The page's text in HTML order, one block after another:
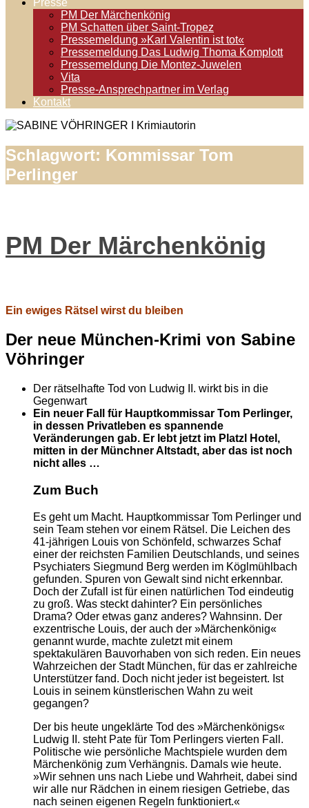
Presse
PM Der Märchenkönig
PM Schatten über Saint-Tropez
Pressemeldung »Karl Valentin ist tot«
Pressemeldung Das Ludwig Thoma Komplott
Pressemeldung Die Montez-Juwelen
Vita
Presse-Ansprechpartner im Verlag
Kontakt
Schlagwort: Kommissar Tom
Perlinger
PM Der Märchenkönig
Ein ewiges Rätsel wirst du bleiben
Der neue München-Krimi von Sabine
Vöhringer
Der rätselhafte Tod von Ludwig II. wirkt bis in die
Gegenwart
Ein neuer Fall für Hauptkommissar Tom Perlinger,
in dessen Privatleben es spannende
Veränderungen gab. Er lebt jetzt im Platzl Hotel,
mitten in der Münchner Altstadt, aber das ist noch
nicht alles …
Zum Buch
Es geht um Macht. Hauptkommissar Tom Perlinger und
sein Team stehen vor einem Rätsel. Die Leichen des
41-jährigen Louis von Schönfeld, schwarzes Schaf
einer der reichsten Familien Deutschlands, und seines
Psychiaters Siegmund Berg werden im Köglmühlbach
gefunden. Spuren von Gewalt sind nicht erkennbar.
Doch der Zufall ist für einen natürlichen Tod eindeutig
zu groß. Was steckt dahinter? Ein persönliches
Drama? Oder etwas ganz anderes? Wahnsinn. Der
exzentrische Louis, der auch der »Märchenkönig«
genannt wurde, machte zuletzt mit einem
spektakulären Bauvorhaben von sich reden. Ein neues
Wahrzeichen der Stadt München, für das er zahlreiche
Unterstützer fand. Doch nicht jeder ist begeistert. Ist
Louis in seinem künstlerischen Wahn zu weit
gegangen?
Der bis heute ungeklärte Tod des »Märchenkönigs«
Ludwig II. steht Pate für Tom Perlingers vierten Fall.
Politische wie persönliche Machtspiele wurden dem
Märchenkönig zum Verhängnis. Damals wie heute.
»Wir sehnen uns nach Liebe und Wahrheit, dabei sind
wir alle nur Rädchen in einem riesigen Getriebe, das
nach seinen eigenen Regeln funktioniert.«